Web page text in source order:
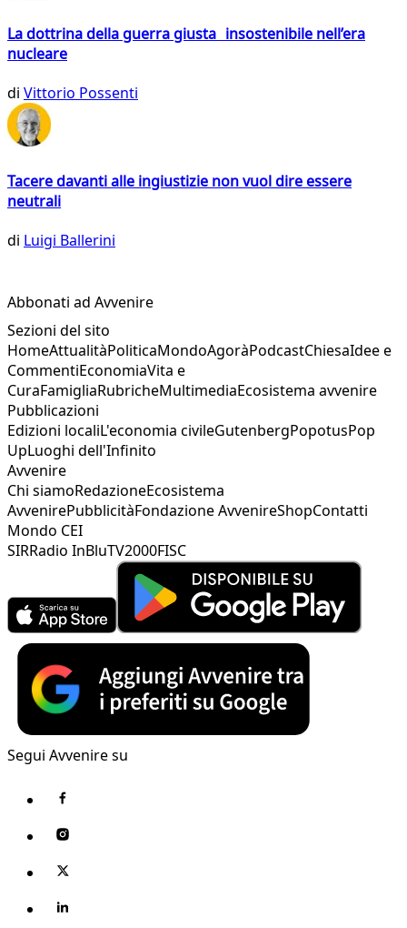
La dottrina della guerra giusta insostenibile nell’era
nucleare
di Vittorio Possenti
Tacere davanti alle ingiustizie non vuol dire essere
neutrali
di Luigi Ballerini
Abbonati ad Avvenire
Sezioni del sito
HomeAttualitàPoliticaMondoAgoràPodcastChiesaIdee e
CommentiEconomiaVita e
CuraFamigliaRubricheMultimediaEcosistema avvenire
Pubblicazioni
Edizioni localiL'economia civileGutenbergPopotusPop
UpLuoghi dell'Infinito
Avvenire
Chi siamoRedazioneEcosistema
AvvenirePubblicitàFondazione AvvenireShopContatti
Mondo CEI
SIRRadio InBluTV2000FISC
Segui Avvenire su